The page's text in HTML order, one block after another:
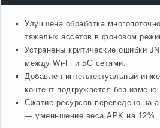
Улучшена обработка
тяжелых ассетов в фоновом
Устранены критические ошибки
между Wi-Fi и 5G сетями.
Добавлен интеллектуальный
контент подгружается без
Сжатие ресурсов переведено на
— уменьшение веса APK на 12%.